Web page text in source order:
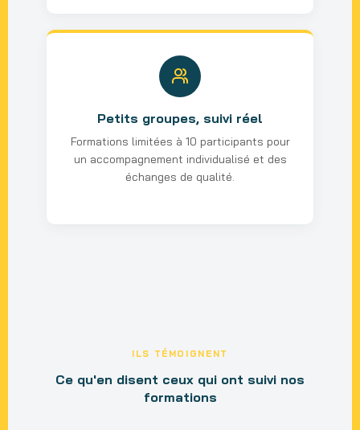
Petits groupes, suivi réel
Formations limitées à 10 participants pour
un accompagnement individualisé et des
échanges de qualité.
ILS TÉMOIGNENT
Ce qu'en disent ceux qui ont suivi nos
formations